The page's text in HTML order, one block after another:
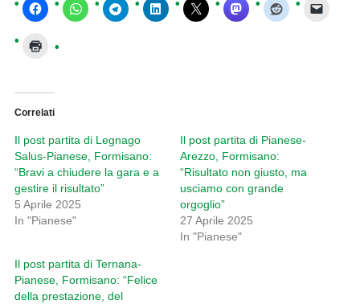
Correlati
Il post partita di Legnago
Salus-Pianese, Formisano:
“Bravi a chiudere la gara e a
gestire il risultato”
5 Aprile 2025
In "Pianese"
Il post partita di Pianese-
Arezzo, Formisano:
“Risultato non giusto, ma
usciamo con grande
orgoglio”
27 Aprile 2025
In "Pianese"
Il post partita di Ternana-
Pianese, Formisano: “Felice
della prestazione, del